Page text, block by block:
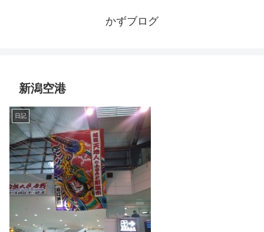
かずブログ
新潟空港
日記